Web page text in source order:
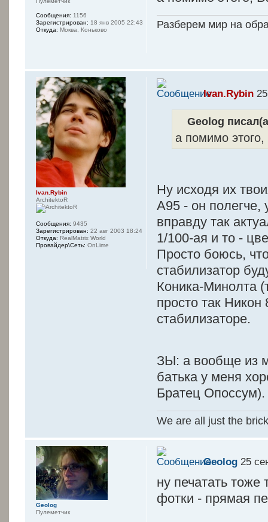
Разберем мир на
Сообщения: 1156
Зарегистрирован: 18 янв 2005 22:43
Откуда: Моква, Коньково
Ivan.Rybin
Geolog
а помимо
Ну исходя их
А95 - он полегче,
вправду так
1/100-ая и то -
Просто боюсь,
стабилизатор
Коника-Минолта
просто так Никон
стабилизаторе.
ЗЫ: а вообще из
батька у меня
Братец Опоссум).
We are all just the
Ivan.Rybin
ArchitektoR
Сообщения: 9435
Зарегистрирован: 22 авг 2003 18:24
Откуда: RealMatrix World
Провайдер\Сеть: OnLime
Geolog 25
ну печатать
фотки - прямая
Geolog
Пулеметчик